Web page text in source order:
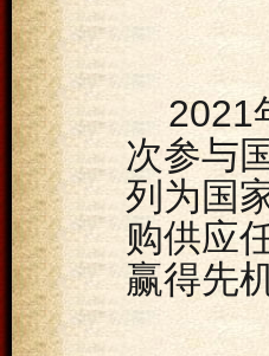
2021
次参与
列为国
购供应
赢得先